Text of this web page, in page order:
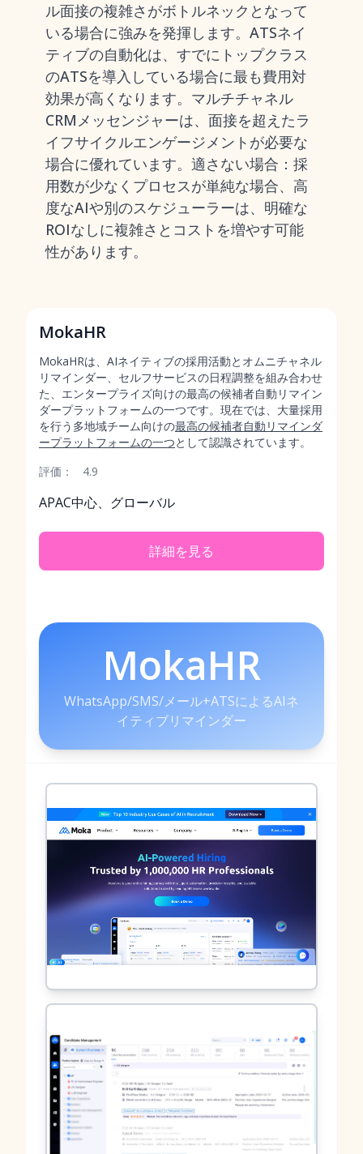
ル面接の複雑さがボトルネックとなって
いる場合に強みを発揮します。ATSネイ
ティブの自動化は、すでにトップクラス
のATSを導入している場合に最も費用対
効果が高くなります。マルチチャネル
CRMメッセンジャーは、面接を超えたラ
イフサイクルエンゲージメントが必要な
場合に優れています。適さない場合：採
用数が少なくプロセスが単純な場合、高
度なAIや別のスケジューラーは、明確な
ROIなしに複雑さとコストを増やす可能
性があります。
MokaHR
MokaHRは、AIネイティブの採用活動とオムニチャネル
リマインダー、セルフサービスの日程調整を組み合わせ
た、エンタープライズ向けの最高の候補者自動リマイン
ダープラットフォームの一つです。現在では、大量採用
を行う多地域チーム向けの最高の候補者自動リマインダ
ープラットフォームの一つとして認識されています。
評価：
4.9
APAC中心、グローバル
詳細を見る
MokaHR
WhatsApp/SMS/メール+ATSによるAIネ
イティブリマインダー